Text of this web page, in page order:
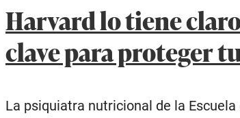
Harvard lo tiene
clave para proteger
La psiquiatra nutricional de la